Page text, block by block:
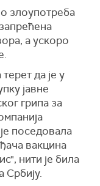
злоупотреба
а ускоро
да је у
јавне
грипа за
поседовала
вакцина
нити је била
Србију.